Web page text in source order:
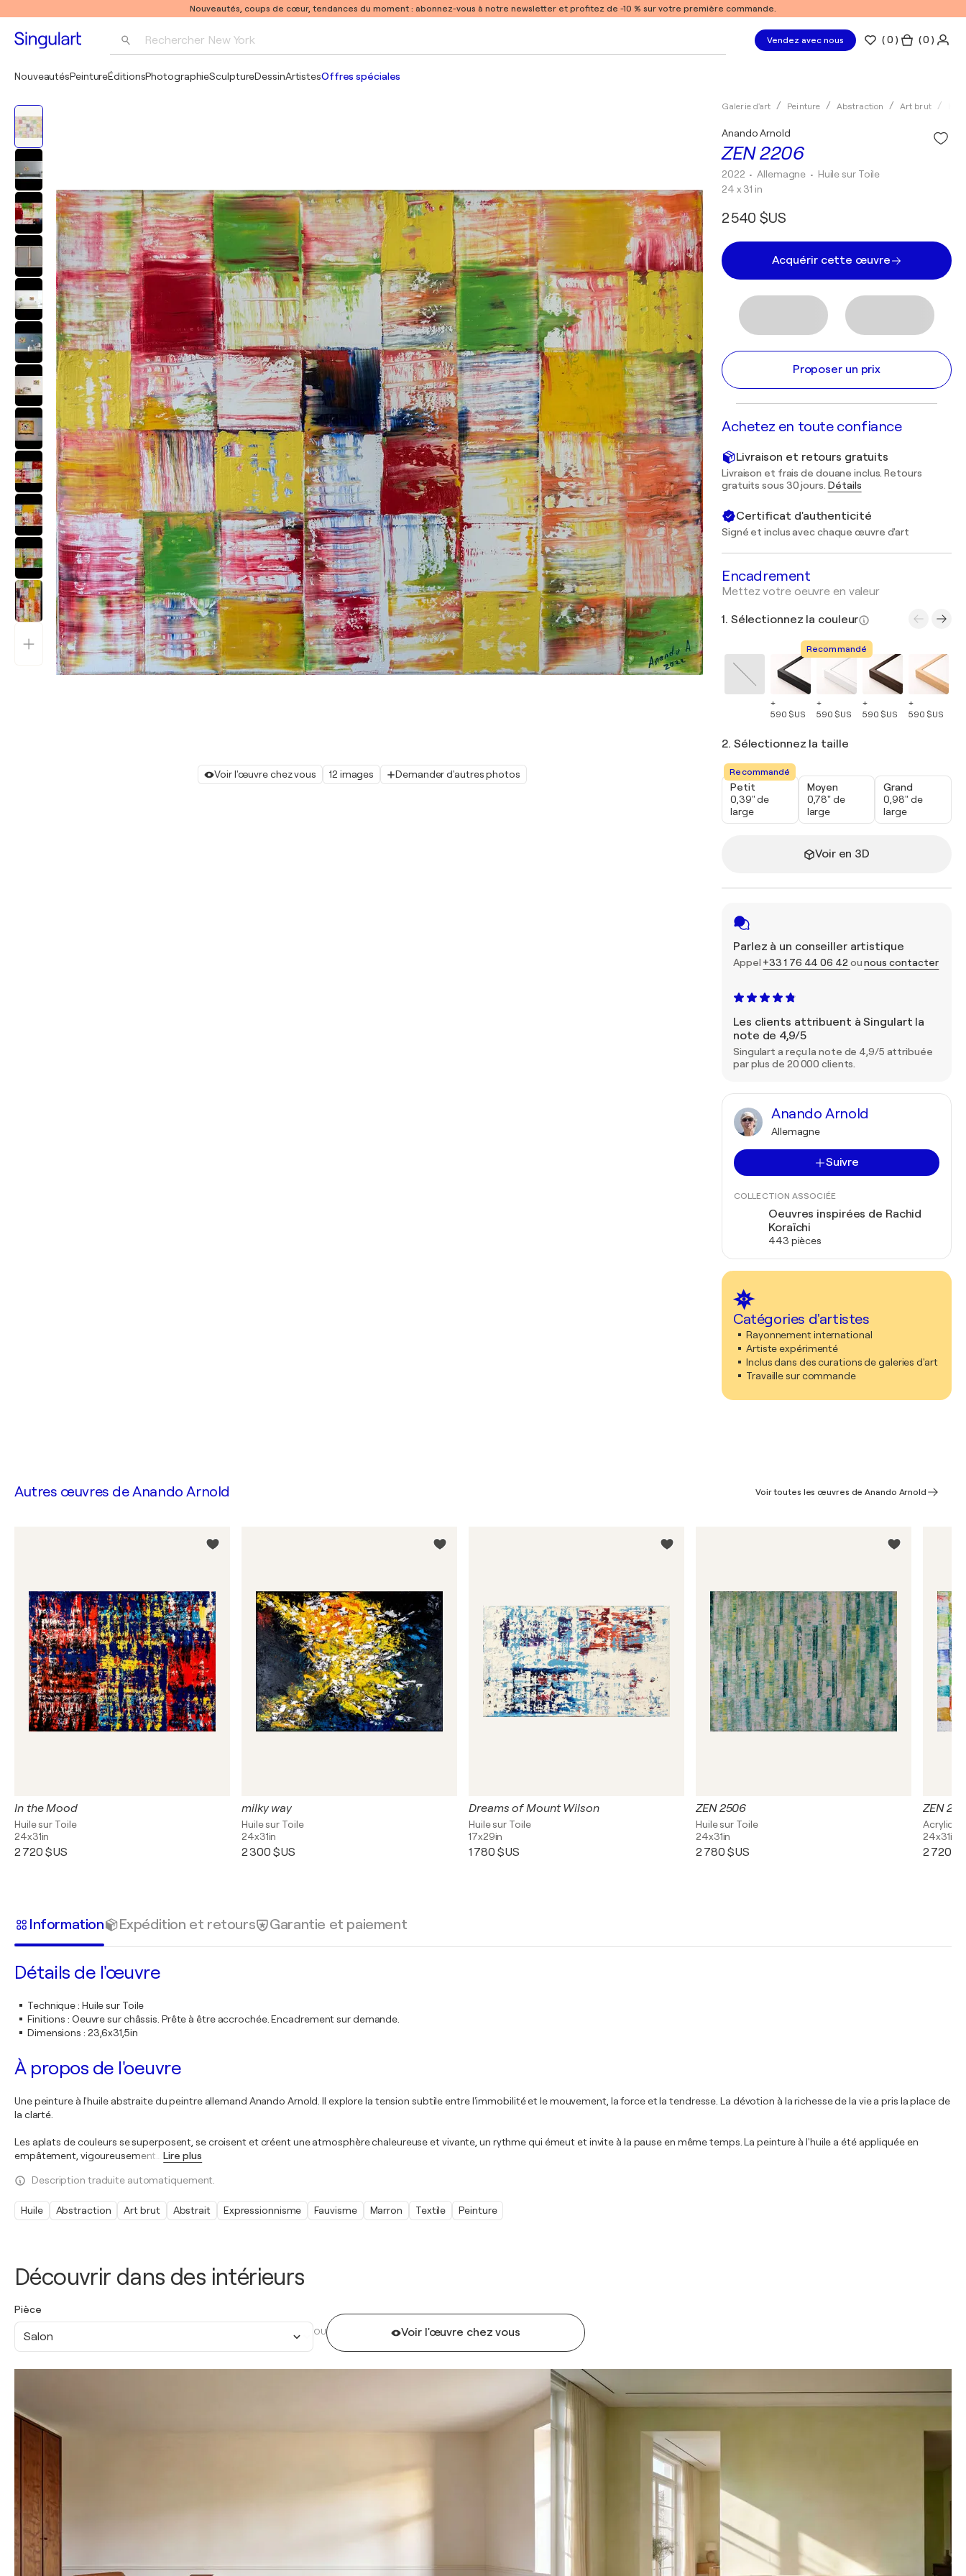
Nouveautés, coups de cœur, tendances du moment : abonnez-vous à notre newsletter et profitez de -10 % sur votre première commande.
Rechercher New York Vendez avec nous (0 ) ( 0 )
NouveautésPeintureÉditionsPhotographieSculptureDessinArtistesOffres spéciales
Voir l'œuvre chez vous 12 images Demander d'autres photos
Galerie d'art Peinture Abstraction Art brut
ZEN 2206
Anando Arnold
2022 • Allemagne • Huile sur Toile
24 x 31 in
2 540 $US
Acquérir cette œuvre
Proposer un prix
Achetez en toute confiance
Livraison et retours gratuits
Livraison et frais de douane inclus. Retours
gratuits sous 30 jours. Détails
Certificat d'authenticité
Signé et inclus avec chaque œuvre d'art
Encadrement
Mettez votre oeuvre en valeur
1. Sélectionnez la couleur
+
590 $US
Recommandé
+
590 $US
+
590 $US
+
590 $US
2. Sélectionnez la taille
Recommandé
Petit
0,39" de
large
Moyen
0,78" de
large
Grand
0,98" de
large
Voir en 3D
Parlez à un conseiller artistique
Appel +33 1 76 44 06 42 ounous contacter
Les clients attribuent à Singulart la
note de 4,9/5
Singulart a reçu la note de 4,9/5 attribuée
par plus de 20 000 clients.
Anando Arnold
Allemagne
Suivre
COLLECTION ASSOCIÉE
Oeuvres inspirées de Rachid
Koraïchi
443 pièces
Catégories d'artistes
Rayonnement international
Artiste expérimenté
Inclus dans des curations de galeries d'art
Travaille sur commande
Découvrir dans des intérieurs
Pièce
Salon OU Voir l'œuvre chez vous
Autres œuvres deAnando Arnold Voir toutes les œuvres de Anando Arnold
In the Mood
Huile sur Toile
24x31in
2 720 $US
milky way
Huile sur Toile
24x31in
2 300 $US
Dreams of Mount Wilson
Huile sur Toile
17x29in
1 780 $US
ZEN 2506
Huile sur Toile
24x31in
2 780 $US
ZEN
24x31in
2 720
Information Expédition et retours Garantie et paiement
Détails de l'œuvre
Technique: Huile sur Toile
Finitions : Oeuvre sur châssis. Prête à être accrochée. Encadrement sur demande.
Dimensions : 23,6x31,5in
À propos de l'oeuvre
Une peinture à l'huile abstraite du peintre allemand Anando Arnold. Il explore la tension subtile entre l'immobilité et le mouvement, la force et la tendresse. La dévotion à la richesse de la vie a pris la place de
la clarté.
Les aplats de couleurs se superposent, se croisent et créent une atmosphère chaleureuse et vivante, un rythme qui émeut et invite à la pause en même temps. La peinture à l'huile a été appliquée en
empâtement, vigoureusement
Lire plus
Description traduite automatiquement.
Huile Abstraction Art brut Abstrait Expressionnisme Fauvisme Marron Textile Peinture